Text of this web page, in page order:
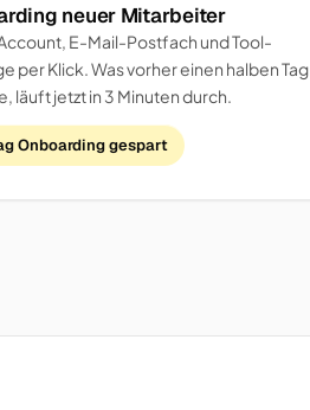
neuer Mitarbeiter
E-Mail-Postfach und Tool-
per Klick. Was vorher einen halben Tag
läuft jetzt in 3 Minuten durch.
Onboarding gespart